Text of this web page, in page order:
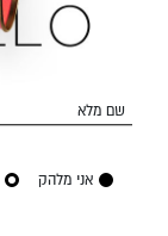
שם מלא
אני מלהק